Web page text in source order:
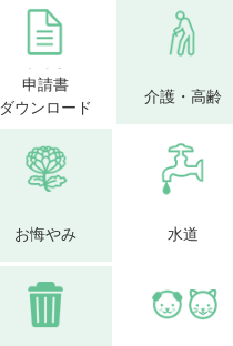
申請書
ダウンロード
介護・高齢
お悔やみ 水道